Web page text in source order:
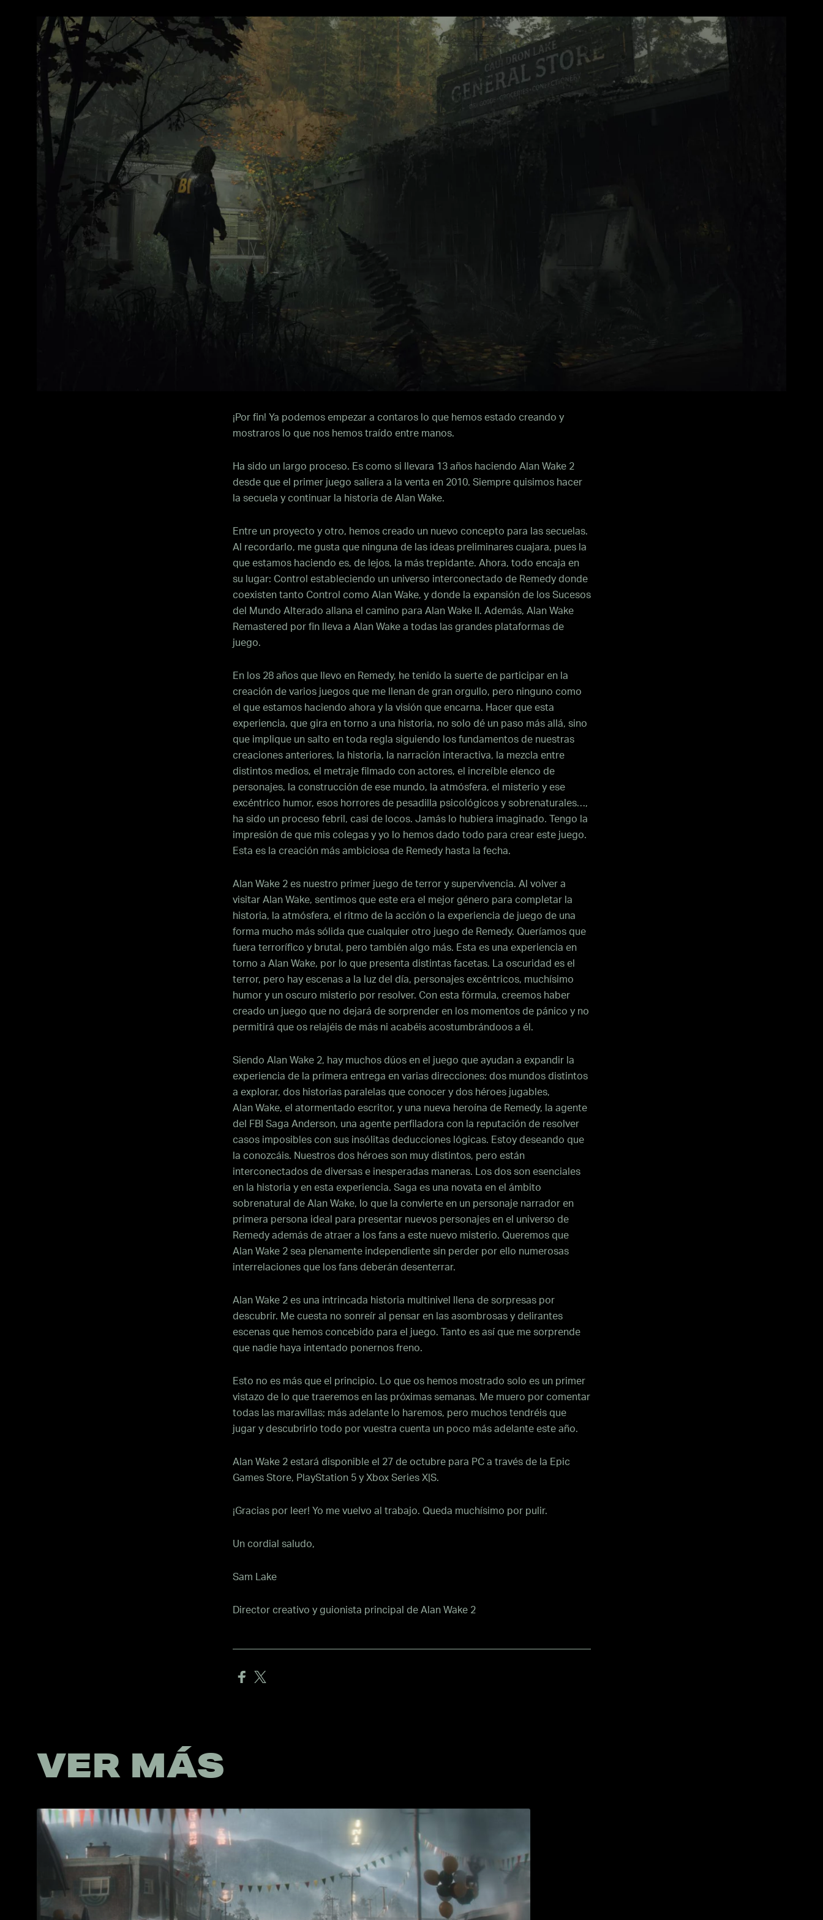
¡Por fin! Ya podemos empezar a contaros lo que hemos estado creando y
mostraros lo que nos hemos traído entre manos.
Ha sido un largo proceso. Es como si llevara 13 años haciendo Alan Wake 2
desde que el primer juego saliera a la venta en 2010. Siempre quisimos hacer
la secuela y continuar la historia de Alan Wake.
Entre un proyecto y otro, hemos creado un nuevo concepto para las secuelas.
Al recordarlo, me gusta que ninguna de las ideas preliminares cuajara, pues la
que estamos haciendo es, de lejos, la más trepidante. Ahora, todo encaja en
su lugar: Control estableciendo un universo interconectado de Remedy donde
coexisten tanto Control como Alan Wake, y donde la expansión de los Sucesos
del Mundo Alterado allana el camino para Alan Wake II. Además, Alan Wake
Remastered por fin lleva a Alan Wake a todas las grandes plataformas de
juego.
En los 28 años que llevo en Remedy, he tenido la suerte de participar en la
creación de varios juegos que me llenan de gran orgullo, pero ninguno como
el que estamos haciendo ahora y la visión que encarna. Hacer que esta
experiencia, que gira en torno a una historia, no solo dé un paso más allá, sino
que implique un salto en toda regla siguiendo los fundamentos de nuestras
creaciones anteriores, la historia, la narración interactiva, la mezcla entre
distintos medios, el metraje filmado con actores, el increíble elenco de
personajes, la construcción de ese mundo, la atmósfera, el misterio y ese
excéntrico humor, esos horrores de pesadilla psicológicos y sobrenaturales…,
ha sido un proceso febril, casi de locos. Jamás lo hubiera imaginado. Tengo la
impresión de que mis colegas y yo lo hemos dado todo para crear este juego.
Esta es la creación más ambiciosa de Remedy hasta la fecha.
Alan Wake 2 es nuestro primer juego de terror y supervivencia. Al volver a
visitar Alan Wake, sentimos que este era el mejor género para completar la
historia, la atmósfera, el ritmo de la acción o la experiencia de juego de una
forma mucho más sólida que cualquier otro juego de Remedy. Queríamos que
fuera terrorífico y brutal, pero también algo más. Esta es una experiencia en
torno a Alan Wake, por lo que presenta distintas facetas. La oscuridad es el
terror, pero hay escenas a la luz del día, personajes excéntricos, muchísimo
humor y un oscuro misterio por resolver. Con esta fórmula, creemos haber
creado un juego que no dejará de sorprender en los momentos de pánico y no
permitirá que os relajéis de más ni acabéis acostumbrándoos a él.
Siendo Alan Wake 2, hay muchos dúos en el juego que ayudan a expandir la
experiencia de la primera entrega en varias direcciones: dos mundos distintos
a explorar, dos historias paralelas que conocer y dos héroes jugables,
Alan Wake, el atormentado escritor, y una nueva heroína de Remedy, la agente
del FBI Saga Anderson, una agente perfiladora con la reputación de resolver
casos imposibles con sus insólitas deducciones lógicas. Estoy deseando que
la conozcáis. Nuestros dos héroes son muy distintos, pero están
interconectados de diversas e inesperadas maneras. Los dos son esenciales
en la historia y en esta experiencia. Saga es una novata en el ámbito
sobrenatural de Alan Wake, lo que la convierte en un personaje narrador en
primera persona ideal para presentar nuevos personajes en el universo de
Remedy además de atraer a los fans a este nuevo misterio. Queremos que
Alan Wake 2 sea plenamente independiente sin perder por ello numerosas
interrelaciones que los fans deberán desenterrar.
Alan Wake 2 es una intrincada historia multinivel llena de sorpresas por
descubrir. Me cuesta no sonreír al pensar en las asombrosas y delirantes
escenas que hemos concebido para el juego. Tanto es así que me sorprende
que nadie haya intentado ponernos freno.
Esto no es más que el principio. Lo que os hemos mostrado solo es un primer
vistazo de lo que traeremos en las próximas semanas. Me muero por comentar
todas las maravillas; más adelante lo haremos, pero muchos tendréis que
jugar y descubrirlo todo por vuestra cuenta un poco más adelante este año.
Alan Wake 2 estará disponible el 27 de octubre para PC a través de la Epic
Games Store, PlayStation 5 y Xbox Series X|S.
¡Gracias por leer! Yo me vuelvo al trabajo. Queda muchísimo por pulir.
Un cordial saludo,
Sam Lake
Director creativo y guionista principal de Alan Wake 2
VER MÁS